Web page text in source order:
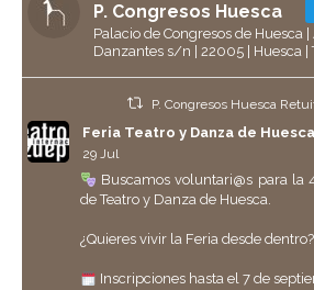
P. Congresos Huesca
Palacio de Congresos de Huesca
Danzantes s/n | 22005 | Huesca |
P. Congresos Huesca
Feria Teatro y Danza de Huesca
29 Jul
Buscamos voluntari@s para la
de Teatro y Danza de Huesca.
¿Quieres vivir la Feria desde dentro?
Inscripciones hasta el 7 de